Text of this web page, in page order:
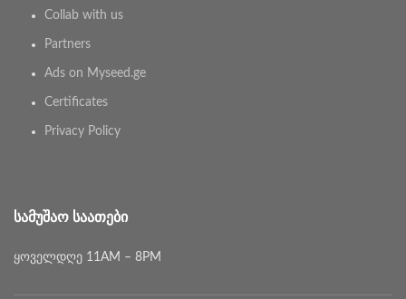
Collab with us
Partners
Ads on Myseed.ge
Certificates
Privacy Policy
ᲡᲐᲛᲣᲨᲐᲝ ᲡᲐᲐᲗᲔᲑᲘ
ყოველდღე 11AM – 8PM